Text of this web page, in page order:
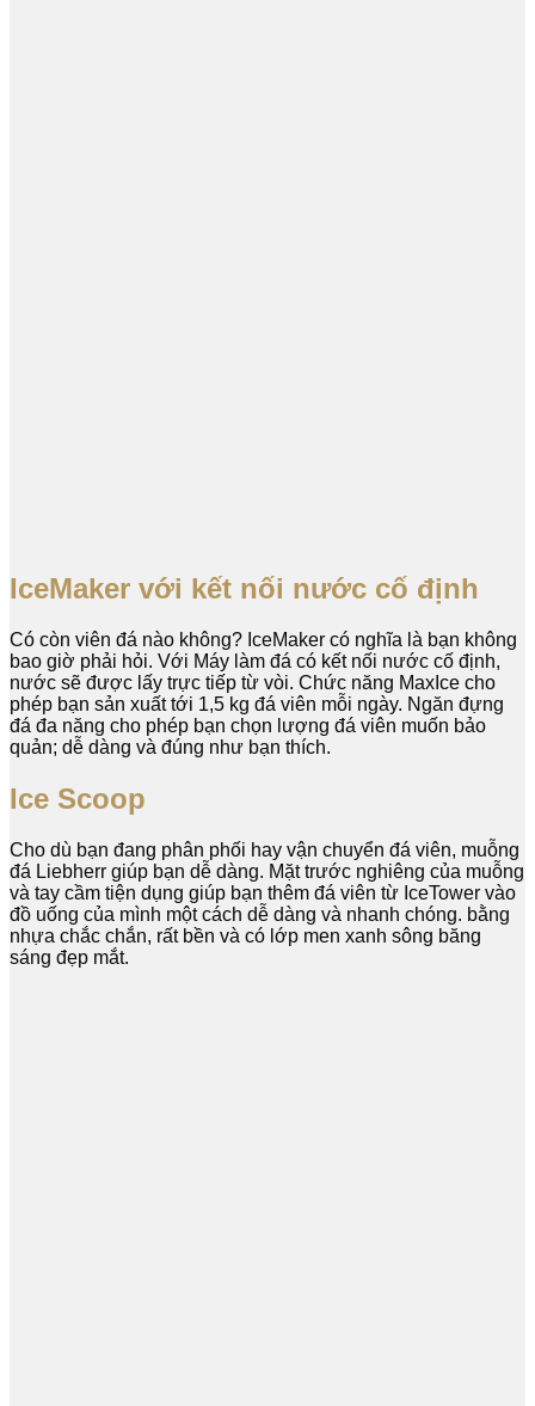
IceMaker với kết nối nước cố định
Có còn viên đá nào không? IceMaker có nghĩa là bạn không
bao giờ phải hỏi. Với Máy làm đá có kết nối nước cố định,
nước sẽ được lấy trực tiếp từ vòi. Chức năng MaxIce cho
phép bạn sản xuất tới 1,5 kg đá viên mỗi ngày. Ngăn đựng
đá đa năng cho phép bạn chọn lượng đá viên muốn bảo
quản; dễ dàng và đúng như bạn thích.
Ice Scoop
Cho dù bạn đang phân phối hay vận chuyển đá viên, muỗng
đá Liebherr giúp bạn dễ dàng. Mặt trước nghiêng của muỗng
và tay cầm tiện dụng giúp bạn thêm đá viên từ IceTower vào
đồ uống của mình một cách dễ dàng và nhanh chóng. bằng
nhựa chắc chắn, rất bền và có lớp men xanh sông băng
sáng đẹp mắt.